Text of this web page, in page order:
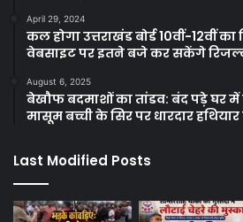
April 29, 2024
कल होगा उत्तराखंड बोर्ड 10वीं-12वीं
वेबसाइट पर इतने बजे कर सकेंगे
August 6, 2025
बेखौफ बदमाशों का तांडव: बंद पड़े घर में
मासूम बच्ची के सिर पर धारदार
Last Modified Posts